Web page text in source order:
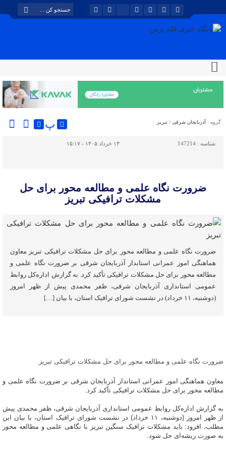
گروه : آذربایجان شرقی / تبریز پ
شناسه : 147214 ۱۳ خرداد ۱۴۰۵ - ۱۵:۱۷
ضرورت نگاه علمی و مطالعه محور برای حل
مشکلات ترافیکی تبریز
ضرورت نگاه علمی و مطالعه محور برای حل مشکلات ترافیکی تبریز معاون
هماهنگی امور عمرانی استاندار آذربایجان شرقی بر ضرورت نگاه علمی و
مطالعه محور برای حل مشکلات ترافیکی تأکید کرد. به گزارش اداره‌کل روابط‌
عمومی استانداری آذربایجان شرقی، ظفر محمدی پیش از ظهر امروز
(دوشنبه، ۱۱ خرداد) در نشست شورای ترافیک استان، با بیان […]
ضرورت نگاه علمی و مطالعه محور برای حل مشکلات ترافیکی تبریز
معاون هماهنگی امور عمرانی استاندار آذربایجان شرقی بر ضرورت نگاه علمی و
مطالعه محور برای حل مشکلات ترافیکی تأکید کرد.
به گزارش اداره‌کل روابط‌ عمومی استانداری آذربایجان شرقی، ظفر محمدی پیش
از ظهر امروز (دوشنبه، ۱۱ خرداد) در نشست شورای ترافیک استان، با بیان این
مطلب، افزود: باید مشکلات ترافیک سنگین تبریز با نگاهی علمی و مطالعه محور
به صورت ریشه‌ای حل شود.